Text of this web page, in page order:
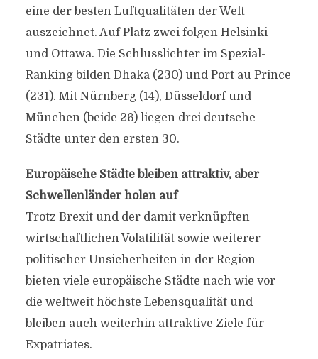
eine der besten Luftqualitäten der Welt
auszeichnet. Auf Platz zwei folgen Helsinki
und Ottawa. Die Schlusslichter im Spezial-
Ranking bilden Dhaka (230) und Port au Prince
(231). Mit Nürnberg (14), Düsseldorf und
München (beide 26) liegen drei deutsche
Städte unter den ersten 30.
Europäische Städte bleiben attraktiv, aber
Schwellenländer holen auf
Trotz Brexit und der damit verknüpften
wirtschaftlichen Volatilität sowie weiterer
politischer Unsicherheiten in der Region
bieten viele europäische Städte nach wie vor
die weltweit höchste Lebensqualität und
bleiben auch weiterhin attraktive Ziele für
Expatriates.